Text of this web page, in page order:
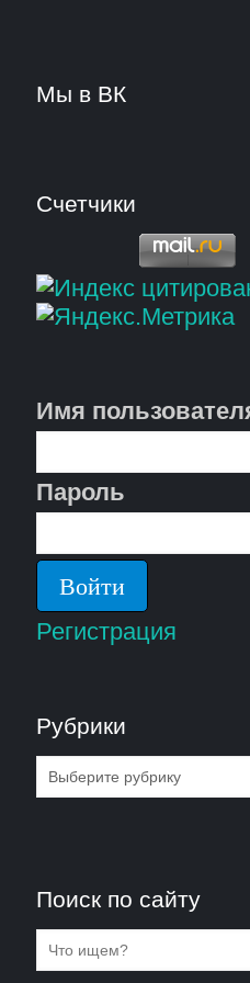
Мы в ВК
Счетчики
Имя
Пароль
Регистрация
Рубрики
Рубрики
Поиск по сайту